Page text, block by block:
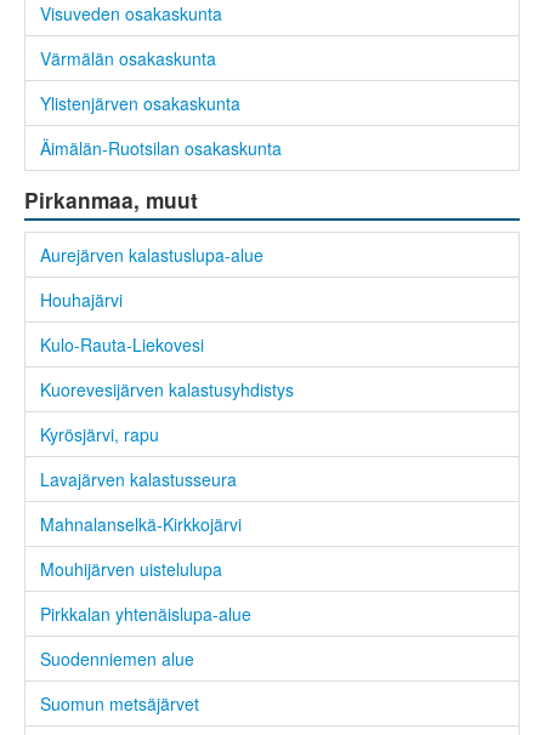
Visuveden osakaskunta
Värmälän osakaskunta
Ylistenjärven osakaskunta
Äimälän-Ruotsilan osakaskunta
Pirkanmaa, muut
Aurejärven kalastuslupa-alue
Houhajärvi
Kulo-Rauta-Liekovesi
Kuorevesijärven kalastusyhdistys
Kyrösjärvi, rapu
Lavajärven kalastusseura
Mahnalanselkä-Kirkkojärvi
Mouhijärven uistelulupa
Pirkkalan yhtenäislupa-alue
Suodenniemen alue
Suomun metsäjärvet